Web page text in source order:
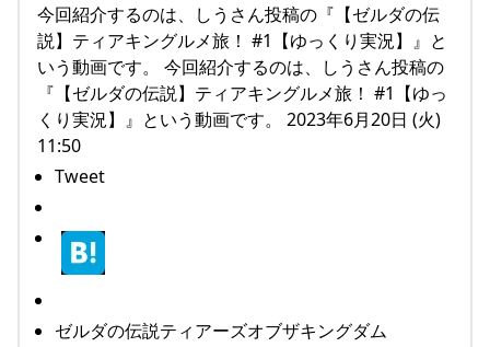
今回紹介するのは、しうさん投稿の『【ゼルダの伝
説】ティアキングルメ旅！ #1【ゆっくり実況】』と
いう動画です。 今回紹介するのは、しうさん投稿の
『【ゼルダの伝説】ティアキングルメ旅！ #1【ゆっ
くり実況】』という動画です。 2023年6月20日 (火)
11:50
Tweet
ゼルダの伝説ティアーズオブザキングダム